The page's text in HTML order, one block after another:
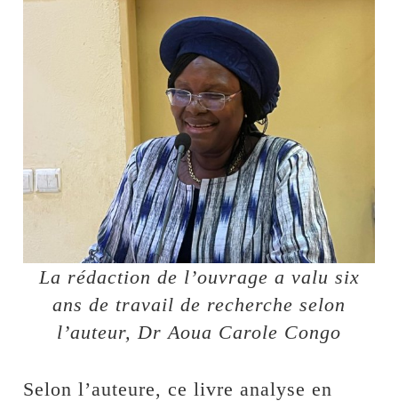
La rédaction de l’ouvrage a valu six
ans de travail de recherche selon
l’auteur, Dr Aoua Carole Congo
Selon l’auteure, ce livre analyse en